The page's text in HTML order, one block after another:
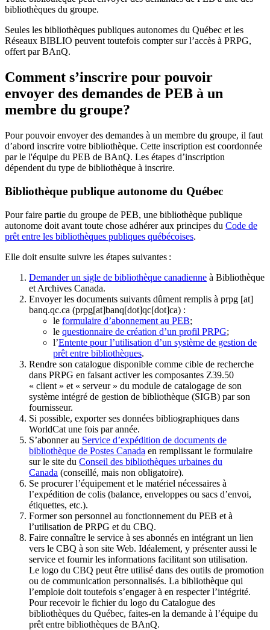
bibliothèques du groupe.
Seules les bibliothèques publiques autonomes du Québec et les
Réseaux BIBLIO peuvent toutefois compter sur l’accès à PRPG,
offert par BAnQ.
Comment s’inscrire pour pouvoir
envoyer des demandes de PEB à un
membre du groupe?
Pour pouvoir envoyer des demandes à un membre du groupe, il faut
d’abord inscrire votre bibliothèque. Cette inscription est coordonnée
par le l'équipe du PEB de BAnQ. Les étapes d’inscription
dépendent du type de bibliothèque à inscrire.
Bibliothèque publique autonome du Québec
Pour faire partie du groupe de PEB, une bibliothèque publique
autonome doit avant toute chose adhérer aux principes du Code de
prêt entre les bibliothèques publiques québécoises.
Elle doit ensuite suivre les étapes suivantes :
Demander un sigle de bibliothèque canadienne à Bibliothèque
et Archives Canada.
Envoyer les documents suivants dûment remplis à prpg [at]
banq.qc.ca (prpg[at]banq[dot]qc[dot]ca) :
le formulaire d’abonnement au PEB;
le questionnaire de création d’un profil PRPG;
l’Entente pour l’utilisation d’un système de gestion de
prêt entre bibliothèques.
Rendre son catalogue disponible comme cible de recherche
dans PRPG en faisant activer les composantes Z39.50
« client » et « serveur » du module de catalogage de son
système intégré de gestion de bibliothèque (SIGB) par son
fournisseur.
Si possible, exporter ses données bibliographiques dans
WorldCat une fois par année.
S’abonner au Service d’expédition de documents de
bibliothèque de Postes Canada en remplissant le formulaire
sur le site du Conseil des bibliothèques urbaines du
Canada (conseillé, mais non obligatoire).
Se procurer l’équipement et le matériel nécessaires à
l’expédition de colis (balance, enveloppes ou sacs d’envoi,
étiquettes, etc.).
Former son personnel au fonctionnement du PEB et à
l’utilisation de PRPG et du CBQ.
Faire connaître le service à ses abonnés en intégrant un lien
vers le CBQ à son site Web. Idéalement, y présenter aussi le
service et fournir les informations facilitant son utilisation.
Le logo du CBQ peut être utilisé dans des outils de promotion
ou de communication personnalisés. La bibliothèque qui
l’emploie doit toutefois s’engager à en respecter l’intégrité.
Pour recevoir le fichier du logo du Catalogue des
bibliothèques du Québec, faites-en la demande à l’équipe du
prêt entre bibliothèques de BAnQ.